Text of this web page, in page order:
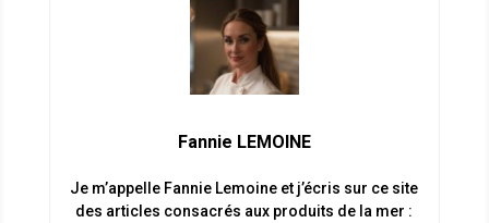
Fannie LEMOINE
Je m’appelle Fannie Lemoine et j’écris sur ce site
des articles consacrés aux produits de la mer :